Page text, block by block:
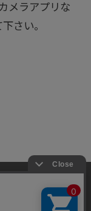
メラアプリな
さい。
の最適な提供、ト
ています。
に同意したことも